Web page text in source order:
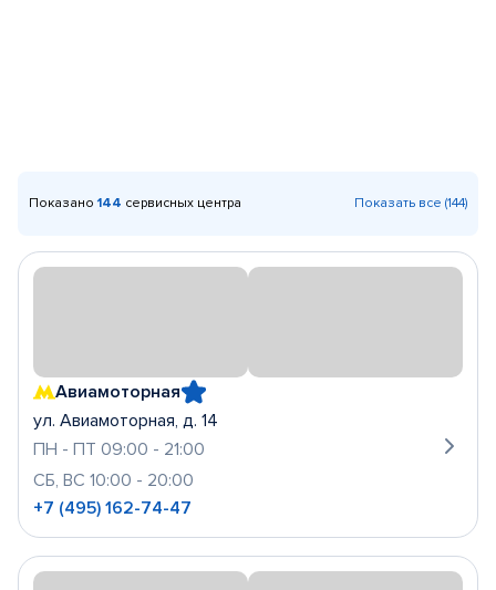
Показано 144 сервисных центра Показать все (144)
Авиамоторная
ул. Авиамоторная, д. 14
ПН - ПТ 09:00 - 21:00
СБ, ВС 10:00 - 20:00
+7 (495) 162-74-47